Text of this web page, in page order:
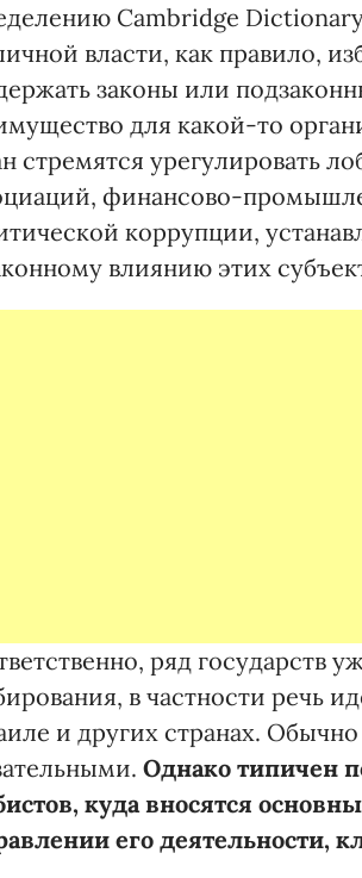
Cambridge
власти, как правило,
законы или
для какой-то
стремятся урегулировать
финансово-
коррупции,
влиянию этих
ряд государств
в частности речь
и других странах.
Однако типичен
куда вносятся
его деятельности,